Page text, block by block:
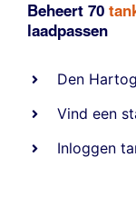
Beheert 70
laadpassen
Den
Vind een
Inloggen